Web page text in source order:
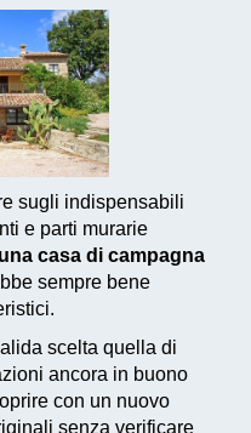
sugli indispensabili
e parti murarie
casa di campagna
sempre bene
scelta quella di
ancora in buono
con un nuovo
senza verificare